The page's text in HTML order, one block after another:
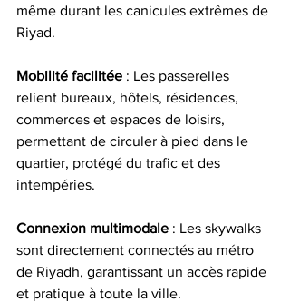
même durant les canicules extrêmes de
Riyad.
Mobilité facilitée : Les passerelles
relient bureaux, hôtels, résidences,
commerces et espaces de loisirs,
permettant de circuler à pied dans le
quartier, protégé du trafic et des
intempéries.
Connexion multimodale : Les skywalks
sont directement connectés au métro
de Riyadh, garantissant un accès rapide
et pratique à toute la ville.